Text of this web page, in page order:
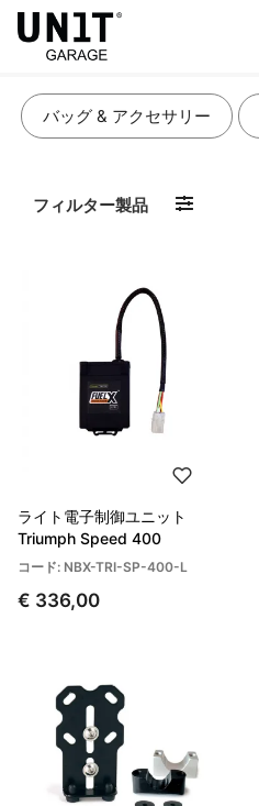
バッグ & アクセサリー
フィルター製品
ライト電子制御ユニット
Triumph Speed 400
コード: NBX-TRI-SP-400-L
€ 336,00